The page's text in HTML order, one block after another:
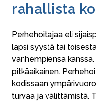
rahallista
Perhehoitajaa eli
lapsi syystä tai
vanhempiensa
pitkäaikainen.
kodissaan
turvaa ja välittämistä.